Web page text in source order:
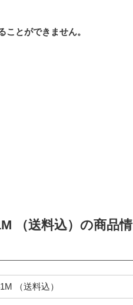
ことができません。
（送料込）の商品情
（送料込）